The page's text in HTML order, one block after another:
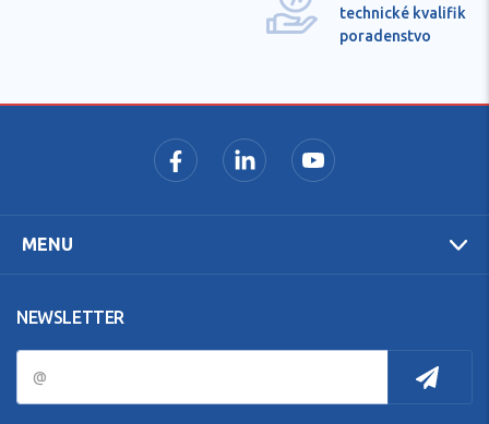
technické kvalifikované
poradenstvo
MENU
NEWSLETTER